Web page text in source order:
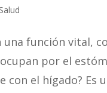
Salud
una función vital,
por el
con el hígado? Es